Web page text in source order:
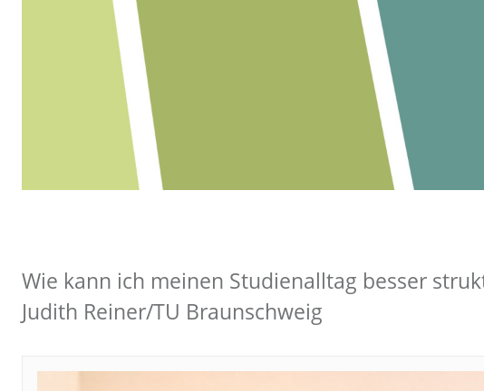
Wie kann ich meinen Studienalltag besser
Judith Reiner/TU Braunschweig